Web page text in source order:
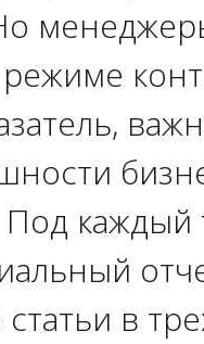
режиме
каждый
в